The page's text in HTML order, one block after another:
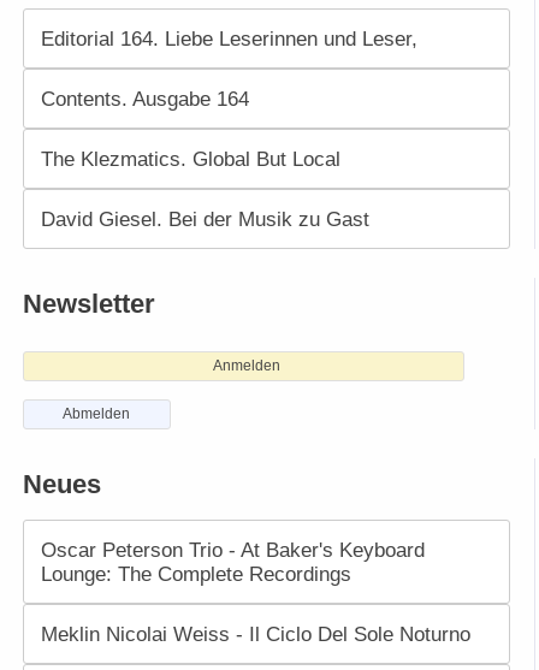
Editorial 164. Liebe Leserinnen und Leser,
Contents. Ausgabe 164
The Klezmatics. Global But Local
David Giesel. Bei der Musik zu Gast
Newsletter
Anmelden
Abmelden
Neues
Oscar Peterson Trio - At Baker's Keyboard
Lounge: The Complete Recordings
Meklin Nicolai Weiss - Il Ciclo Del Sole Noturno